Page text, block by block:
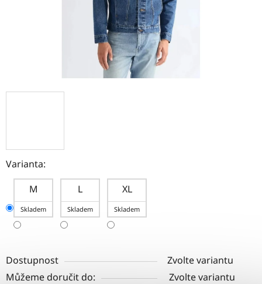
Varianta:
M
Skladem
L
Skladem
XL
Skladem
Dostupnost
Zvolte variantu
Můžeme doručit do:
Zvolte variantu